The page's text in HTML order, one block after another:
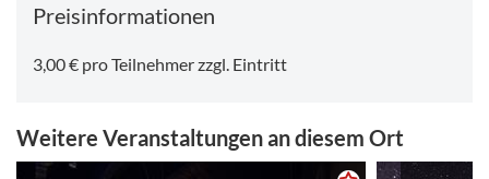
Preisinformationen
3,00 € pro Teilnehmer zzgl. Eintritt
Weitere Veranstaltungen an diesem Ort